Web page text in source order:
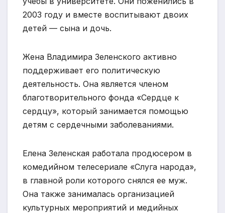
2003 году и вместе воспитывают двоих
детей — сына и дочь.
Жена Владимира Зеленского активно
поддерживает его политическую
деятельность. Она является членом
благотворительного фонда «Сердце к
сердцу», который занимается помощью
детям с сердечными заболеваниями.
Елена Зеленская работала продюсером в
комедийном телесериале «Слуга народа»,
в главной роли которого снялся ее муж.
Она также занималась организацией
культурных мероприятий и медийных